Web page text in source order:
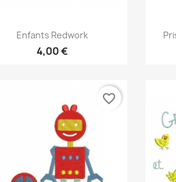
Aperçu rapide
Enfants Redwork
4,00 €
favorite_border